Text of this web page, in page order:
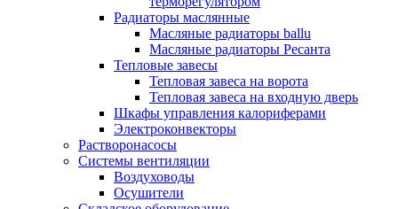
Радиаторы маслянные
Масляные радиаторы ballu
Масляные радиаторы Ресанта
Тепловые завесы
Тепловая завеса на ворота
Тепловая завеса на входную дверь
Шкафы управления калориферами
Электроконвекторы
Растворонасосы
Системы вентиляции
Воздуховоды
Осушители